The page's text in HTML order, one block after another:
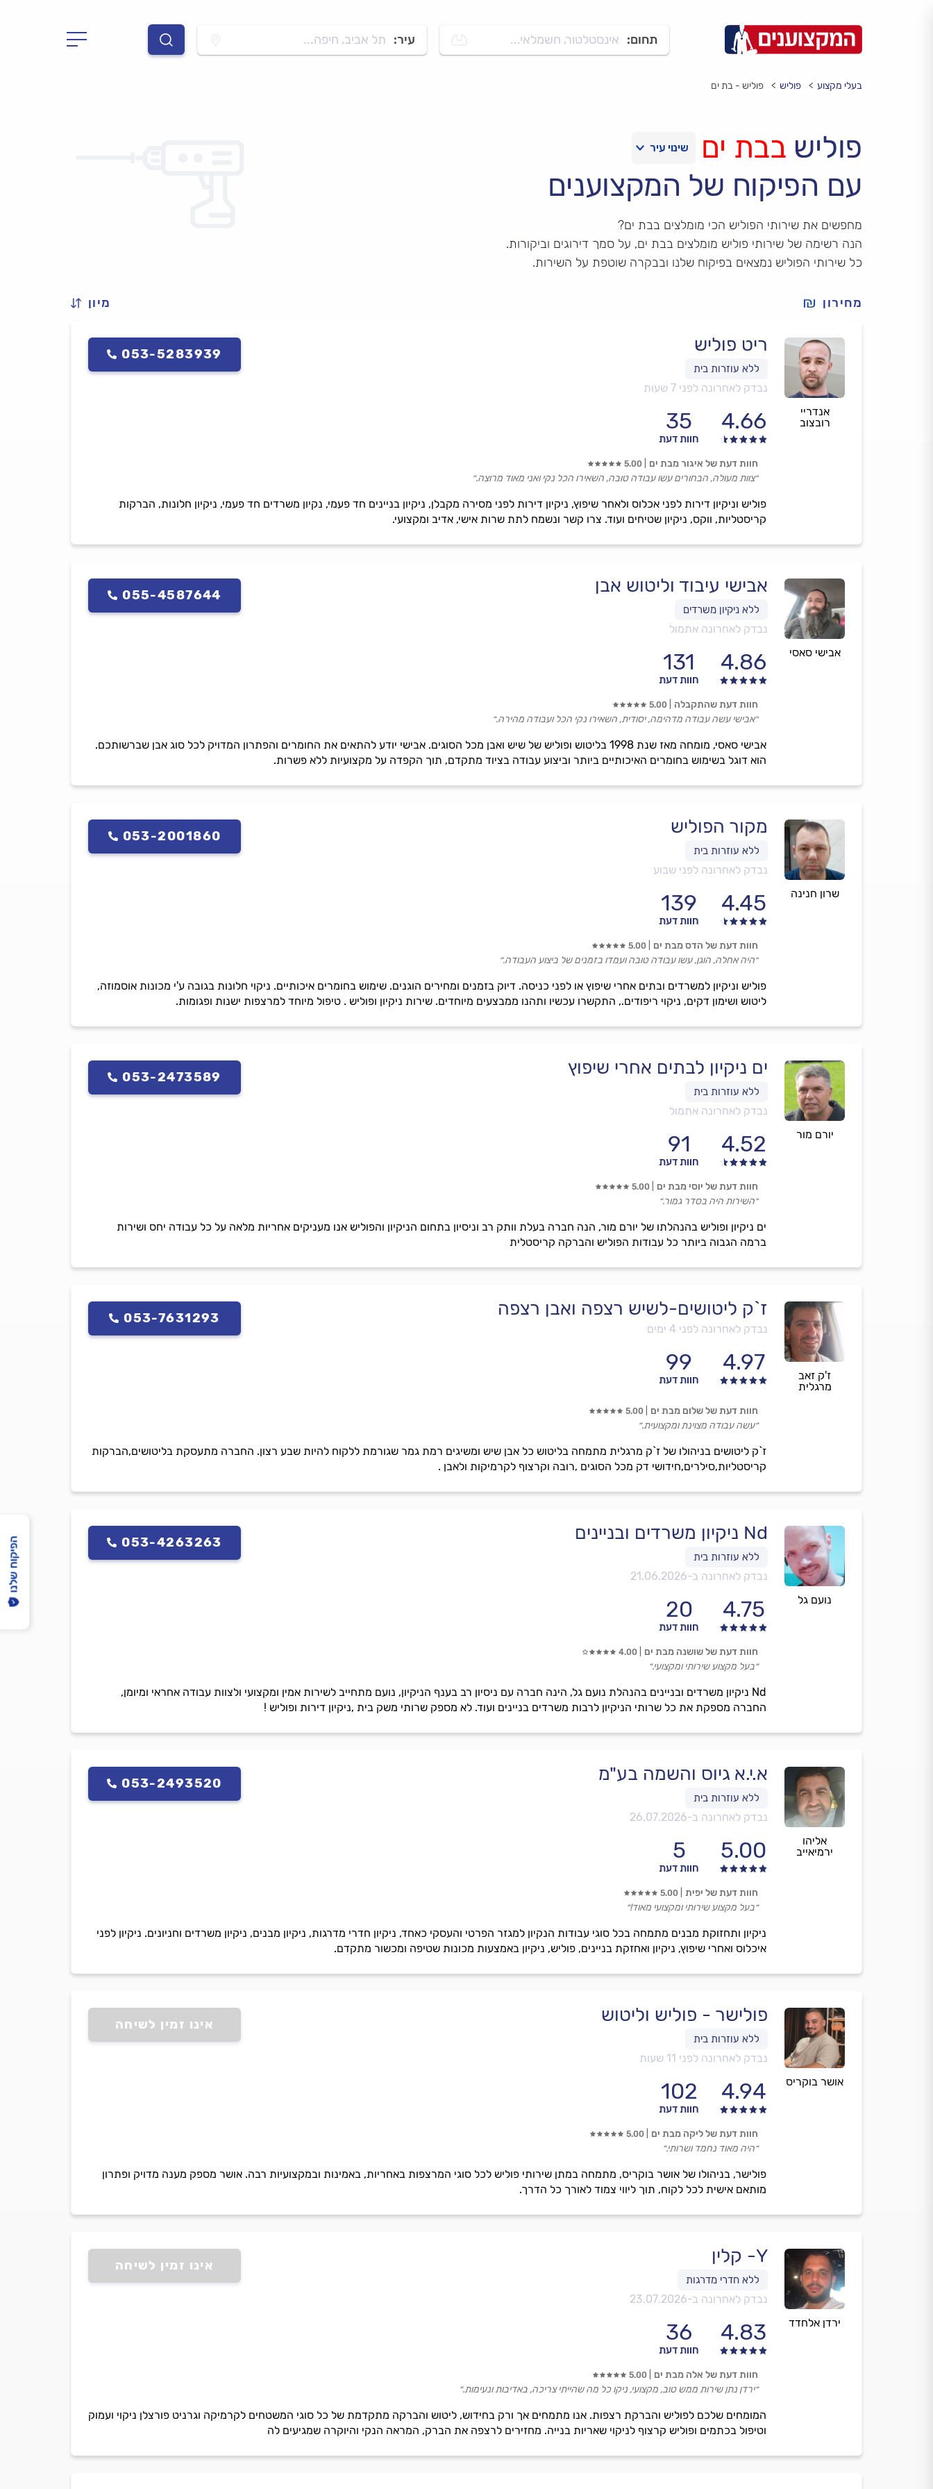
תחום: אינסטלטור, חשמלאי... עיר: תל אביב, חיפה...
בעלי מקצוע פוליש פוליש - בת ים
פוליש בבת ים
עם הפיקוח של המקצוענים
מחפשים את שירותי הפוליש הכי מומלצים בבת ים?
הנה רשימה של שירותי פוליש מומלצים בבת ים, על סמך דירוגים וביקורות.
כל שירותי הפוליש נמצאים בפיקוח שלנו ובבקרה שוטפת על השירות.
מחירון מיון
אנדריי
רובצוב
ריט פוליש
נבדק לאחרונה לפני 7 שעות
4.66
35
חוות דעת
053-5283939
פוליש וניקיון דירות לפני אכלוס ולאחר שיפוץ, ניקיון דירות לפני מסירה מקבלן, ניקיון בניינים חד פעמי, נקיון משרדים חד פעמי, ניקיון חלונות, הברקות
קריסטליות, ווקס, ניקיון שטיחים ועוד. צרו קשר ונשמח לתת שרות אישי, אדיב ומקצועי.
חוות דעת של איגור מבת ים 5.00
״צוות מעולה, הבחורים עשו עבודה טובה, השאירו הכל נקי ואני מאוד מרוצה.״
אבישי סאסי
אבישי עיבוד וליטוש אבן
נבדק לאחרונה אתמול
4.86
131
חוות דעת
055-4587644
אבישי סאסי, מומחה מאז שנת 1998 בליטוש ופוליש של שיש ואבן מכל הסוגים. אבישי יודע להתאים את החומרים והפתרון המדויק לכל סוג אבן שברשותכם.
הוא דוגל בשימוש בחומרים האיכותיים ביותר וביצוע עבודה בציוד מתקדם, תוך הקפדה על מקצועיות ללא פשרות.
חוות דעת שהתקבלה 5.00
״אבישי עשה עבודה מדהימה, יסודית, השאירו נקי הכל ועבודה מהירה.״
שרון חנינה
מקור הפוליש
נבדק לאחרונה לפני שבוע
4.45
139
חוות דעת
053-2001860
פוליש וניקיון למשרדים ובתים אחרי שיפוץ או לפני כניסה. דיוק בזמנים ומחירים הוגנים. שימוש בחומרים איכותיים. ניקוי חלונות בגובה ע'י מכונות אוסמוזה,
ליטוש ושימון דקים, ניקוי ריפודים., התקשרו עכשיו ותהנו ממבצעים מיוחדים. שירות ניקיון ופוליש . טיפול מיוחד למרצפות ישנות ופגומות.
חוות דעת של הדס מבת ים 5.00
״היה אחלה, הוגן, עשו עבודה טובה ועמדו בזמנים של ביצוע העבודה.״
יורם מור
ים ניקיון לבתים אחרי שיפוץ
נבדק לאחרונה אתמול
4.52
91
חוות דעת
053-2473589
ים ניקיון ופוליש בהנהלתו של יורם מור, הנה חברה בעלת וותק רב וניסיון בתחום הניקיון והפוליש אנו מעניקים אחריות מלאה על כל עבודה יחס ושירות
ברמה הגבוה ביותר כל עבודות הפוליש והברקה קריסטלית
חוות דעת של יוסי מבת ים 5.00
״השירות היה בסדר גמור.״
ז'ק זאב
מרגלית
ז`ק ליטושים-לשיש רצפה ואבן רצפה
נבדק לאחרונה לפני 4 ימים
4.97
99
חוות דעת
053-7631293
ז`ק ליטושים בניהולו של ז`ק מרגלית מתמחה בליטוש כל אבן שיש ומשיגים רמת גמר שגורמת ללקוח להיות שבע רצון. החברה מתעסקת בליטושים,הברקות
קריסטליות,סילרים,חידושי דק מכל הסוגים ,רובה וקרצוף לקרמיקות ולאבן .
חוות דעת של שלום מבת ים 5.00
״עשה עבודה מצוינת ומקצועית.״
נועם גל
Nd ניקיון משרדים ובניינים
נבדק לאחרונה ב-21.06.2026
4.75
20
חוות דעת
053-4263263
Nd ניקיון משרדים ובניינים בהנהלת נועם גל, הינה חברה עם ניסיון רב בענף הניקיון, נועם מתחייב לשירות אמין ומקצועי ולצוות עבודה אחראי ומיומן,
החברה מספקת את כל שרותי הניקיון לרבות משרדים בניינים ועוד. לא מספק שרותי משק בית ,ניקיון דירות ופוליש !
חוות דעת של שושנה מבת ים 4.00
״בעל מקצוע שירותי ומקצועי.״
אליהו
ירמיאייב
א.י.א גיוס והשמה בע"מ
נבדק לאחרונה ב-26.07.2026
5.00
5
חוות דעת
053-2493520
ניקיון ותחזוקת מבנים מתמחה בכל סוגי עבודות הנקיון למגזר הפרטי והעסקי כאחד, ניקיון חדרי מדרגות, ניקיון מבנים, ניקיון משרדים וחניונים. ניקיון לפני
איכלוס ואחרי שיפוץ, ניקיון ואחזקת בניינים, פוליש, ניקיון באמצעות מכונות שטיפה ומכשור מתקדם.
חוות דעת של יפית 5.00
״בעל מקצוע שירותי ומקצועי מאוד!״
אושר בוקריס
פולישר - פוליש וליטוש
נבדק לאחרונה לפני 11 שעות
4.94
102
חוות דעת
אינו זמין לשיחה
פולישר, בניהולו של אושר בוקריס, מתמחה במתן שירותי פוליש לכל סוגי המרצפות באחריות, באמינות ובמקצועיות רבה. אושר מספק מענה מדויק ופתרון
מותאם אישית לכל לקוח, תוך ליווי צמוד לאורך כל הדרך.
חוות דעת של ליקה מבת ים 5.00
״היה מאוד נחמד ושרותי.״
ירדן אלחדד
Y- קלין
נבדק לאחרונה ב-23.07.2026
4.83
36
חוות דעת
אינו זמין לשיחה
המומחים שלכם לפוליש והברקת רצפות. אנו מתמחים אך ורק בחידוש, ליטוש והברקה מתקדמת של כל סוגי המשטחים לקרמיקה וגרניט פורצלן ניקוי ועמוק
וטיפול בכתמים ופוליש קרצוף לניקוי שאריות בנייה. מחזירים לרצפה את הברק, המראה הנקי והיוקרה שמגיעים לה
חוות דעת של אלה מבת ים 5.00
״ירדן נתן שירות ממש טוב, מקצועי, ניקו כל מה שהייתי צריכה, באדיבות ונעימות.״
הפיקוח שלנו